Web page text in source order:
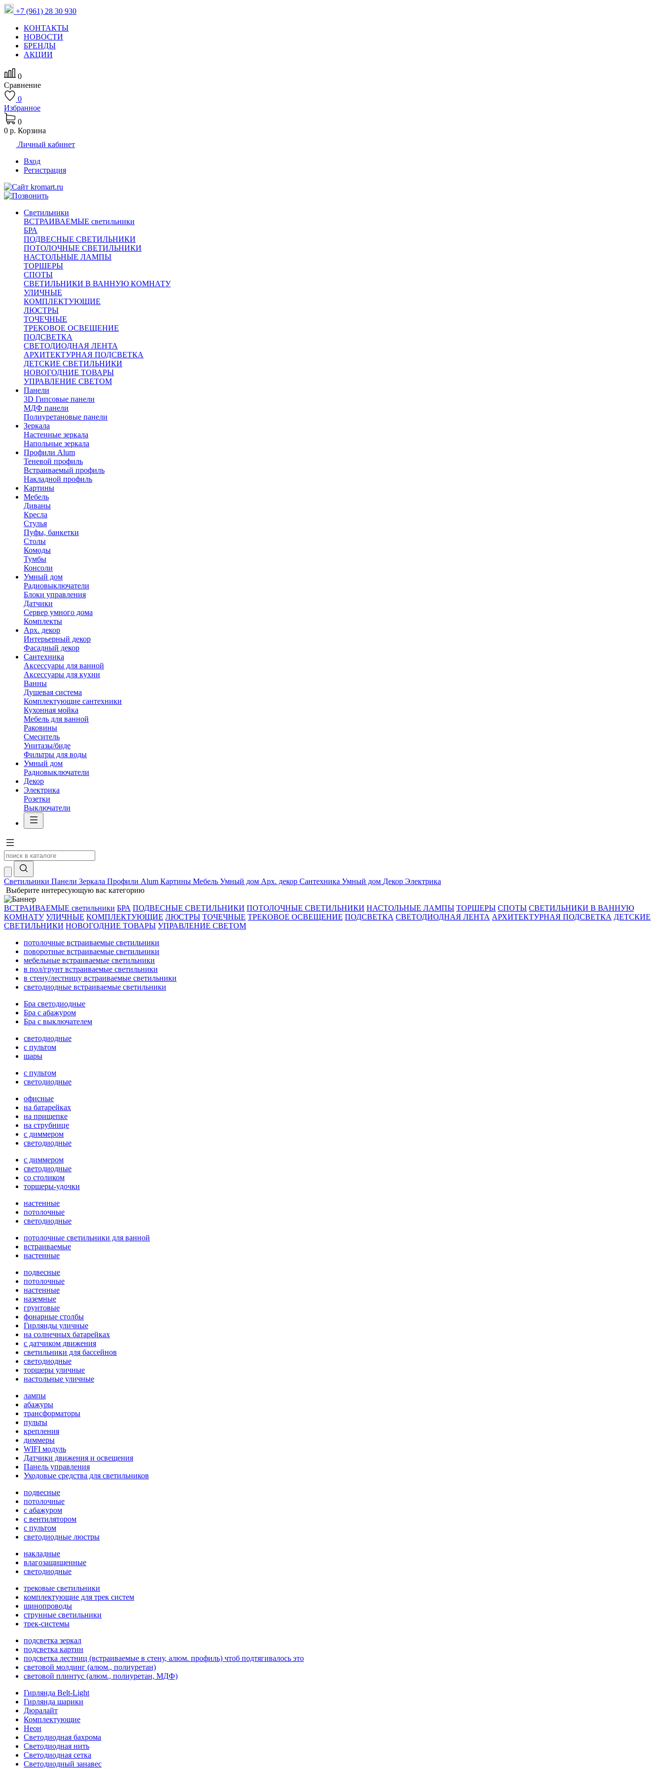
+7 (961) 28 30 930
КОНТАКТЫ
НОВОСТИ
БРЕНДЫ
АКЦИИ
0
Сравнение
0
Избранное
0
0 р. Корзина
Личный кабинет
Вход
Регистрация
Светильники
ВСТРАИВАЕМЫЕ светильники
БРА
ПОДВЕСНЫЕ СВЕТИЛЬНИКИ
ПОТОЛОЧНЫЕ СВЕТИЛЬНИКИ
НАСТОЛЬНЫЕ ЛАМПЫ
ТОРШЕРЫ
СПОТЫ
СВЕТИЛЬНИКИ В ВАННУЮ КОМНАТУ
УЛИЧНЫЕ
КОМПЛЕКТУЮЩИЕ
ЛЮСТРЫ
ТОЧЕЧНЫЕ
ТРЕКОВОЕ ОСВЕЩЕНИЕ
ПОДСВЕТКА
СВЕТОДИОДНАЯ ЛЕНТА
АРХИТЕКТУРНАЯ ПОДСВЕТКА
ДЕТСКИЕ СВЕТИЛЬНИКИ
НОВОГОДНИЕ ТОВАРЫ
УПРАВЛЕНИЕ СВЕТОМ
Панели
3D Гипсовые панели
МДФ панели
Полиуретановые панели
Зеркала
Настенные зеркала
Напольные зеркала
Профили Alum
Теневой профиль
Встраиваемый профиль
Накладной профиль
Картины
Мебель
Диваны
Кресла
Стулья
Пуфы, банкетки
Столы
Комоды
Тумбы
Консоли
Умный дом
Радиовыключатели
Блоки управления
Датчики
Сервер умного дома
Комплекты
Арх. декор
Интерьерный декор
Фасадный декор
Сантехника
Аксессуары для ванной
Аксессуары для кухни
Ванны
Душевая система
Комплектующие сантехники
Кухонная мойка
Мебель для ванной
Раковины
Смеситель
Унитазы/биде
Фильтры для воды
Умный дом
Радиовыключатели
Декор
Электрика
Розетки
Выключатели
Светильники Панели Зеркала Профили Alum Картины Мебель Умный дом Арх. декор Сантехника Умный дом Декор Электрика
Выберите интересующую вас категорию
ВСТРАИВАЕМЫЕ светильники БРА ПОДВЕСНЫЕ СВЕТИЛЬНИКИ ПОТОЛОЧНЫЕ СВЕТИЛЬНИКИ НАСТОЛЬНЫЕ ЛАМПЫ ТОРШЕРЫ СПОТЫ СВЕТИЛЬНИКИ В ВАННУЮ
КОМНАТУ УЛИЧНЫЕ КОМПЛЕКТУЮЩИЕ ЛЮСТРЫ ТОЧЕЧНЫЕ ТРЕКОВОЕ ОСВЕЩЕНИЕ ПОДСВЕТКА СВЕТОДИОДНАЯ ЛЕНТА АРХИТЕКТУРНАЯ ПОДСВЕТКА ДЕТСКИЕ
СВЕТИЛЬНИКИ НОВОГОДНИЕ ТОВАРЫ УПРАВЛЕНИЕ СВЕТОМ
потолочные встраиваемые светильники
поворотные встраиваемые светильники
мебельные встраиваемые светильники
в пол/грунт встраиваемые светильники
в стену/лестницу встраиваемые светильники
светодиодные встраиваемые светильники
Бра светодиодные
Бра с абажуром
Бра с выключателем
светодиодные
с пультом
шары
с пультом
светодиодные
офисные
на батарейках
на прищепке
на струбнице
с диммером
светодиодные
с диммером
светодиодные
со столиком
торшеры-удочки
настенные
потолочные
светодиодные
потолочные светильники для ванной
встраиваемые
настенные
подвесные
потолочные
настенные
наземные
грунтовые
фонарные столбы
Гирлянды уличные
на солнечных батарейках
с датчиком движения
светильники для бассейнов
светодиодные
торшеры уличные
настольные уличные
лампы
абажуры
трансформаторы
пульты
крепления
диммеры
WIFI модуль
Датчики движения и освещения
Панель управления
Уходовые средства для светильников
подвесные
потолочные
с абажуром
с вентилятором
с пультом
светодиодные люстры
накладные
влагозащищенные
светодиодные
трековые светильники
комплектующие для трек систем
шинопроводы
струнные светильники
трек-системы
подсветка зеркал
подсветка картин
подсветка лестниц (встраиваемые в стену, алюм. профиль) чтоб подтягивалось это
световой молдинг (алюм., полиуретан)
световой плинтус (алюм., полиуретан, МДФ)
Гирлянда Belt-Light
Гирлянда шарики
Дюралайт
Комплектующие
Неон
Светодиодная бахрома
Светодиодная нить
Светодиодная сетка
Светодиодный занавес